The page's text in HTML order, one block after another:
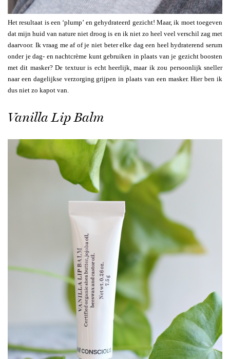
Het resultaat is een ‘plump’ en gehydrateerd gezicht! Maar, ik moet toegeven
dat mijn huid van nature niet droog is en ik niet zo heel veel verschil zag met
daarvoor. Ik vraag me af of je niet beter elke dag een heel hydraterend serum
onder je dag- en nachtcrème kunt gebruiken in plaats van je gezicht boosten
met dit masker? De textuur is echt heerlijk, maar ik zou persoonlijk sneller
naar een dagelijkse verzorging grijpen in plaats van een masker. Hier ben ik
dus niet zo kapot van.
Vanilla Lip Balm